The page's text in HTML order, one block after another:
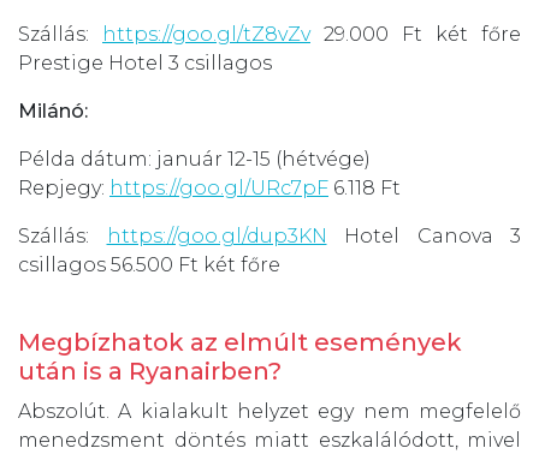
Szállás: https://goo.gl/tZ8vZv29.000 Ft két főre
Prestige Hotel 3 csillagos
Milánó:
Példa dátum: január 12-15 (hétvége)
Repjegy: https://goo.gl/URc7pF 6.118 Ft
Szállás: https://goo.gl/dup3KN Hotel Canova 3
csillagos 56.500 Ft két főre
Megbízhatok az elmúlt események
után is a Ryanairben?
Abszolút. A kialakult helyzet egy nem megfelelő
menedzsment döntés miatt eszkalálódott, mivel